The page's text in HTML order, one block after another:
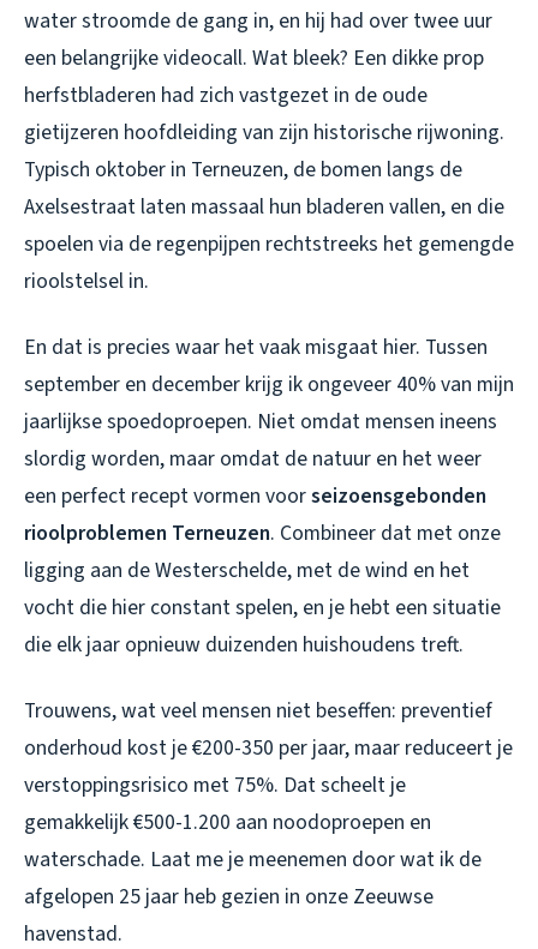
water stroomde de gang in, en hij had over twee uur
een belangrijke videocall. Wat bleek? Een dikke prop
herfstbladeren had zich vastgezet in de oude
gietijzeren hoofdleiding van zijn historische rijwoning.
Typisch oktober in Terneuzen, de bomen langs de
Axelsestraat laten massaal hun bladeren vallen, en die
spoelen via de regenpijpen rechtstreeks het gemengde
rioolstelsel in.
En dat is precies waar het vaak misgaat hier. Tussen
september en december krijg ik ongeveer 40% van mijn
jaarlijkse spoedoproepen. Niet omdat mensen ineens
slordig worden, maar omdat de natuur en het weer
een perfect recept vormen voorseizoensgebonden
rioolproblemen Terneuzen. Combineer dat met onze
ligging aan de Westerschelde, met de wind en het
vocht die hier constant spelen, en je hebt een situatie
die elk jaar opnieuw duizenden huishoudens treft.
Trouwens, wat veel mensen niet beseffen: preventief
onderhoud kost je €200-350 per jaar, maar reduceert je
verstoppingsrisico met 75%. Dat scheelt je
gemakkelijk €500-1.200 aan noodoproepen en
waterschade. Laat me je meenemen door wat ik de
afgelopen 25 jaar heb gezien in onze Zeeuwse
havenstad.